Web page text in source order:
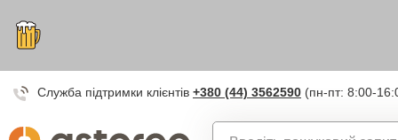
Служба підтримки клієнтів +380 (44) 3562590 (пн-пт: 8:00-